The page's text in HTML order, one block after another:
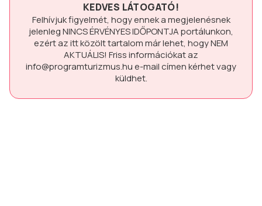
KEDVES LÁTOGATÓ!
Felhívjuk figyelmét, hogy ennek a megjelenésnek
jelenlegNINCS ÉRVÉNYES IDŐPONTJAportálunkon,
ezért az itt közölt tartalom már lehet, hogyNEM
AKTUÁLIS! Friss információkat az
info@programturizmus.hue-mail címen kérhet vagy
küldhet.